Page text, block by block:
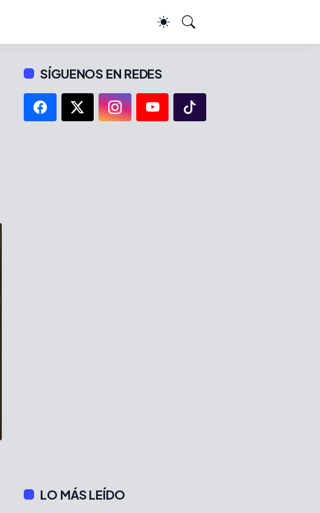
SÍGUENOS EN REDES
LO MÁS LEÍDO